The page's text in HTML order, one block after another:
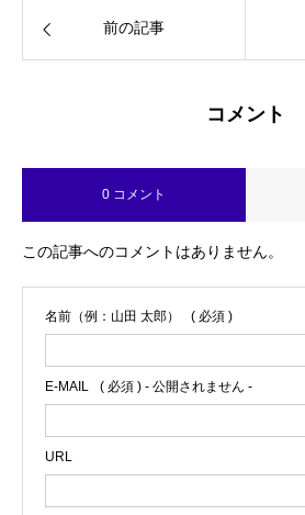
前の記事
コメント
0 コメント
この記事へのコメントはありません。
名前（例：山田 太郎） ( 必須 )
E-MAIL ( 必須 ) - 公開されません -
URL